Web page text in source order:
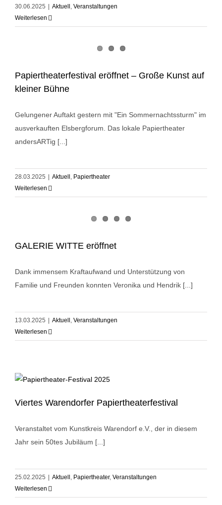
30.06.2025 Aktuell , Veranstaltungen
Weiterlesen
Papiertheaterfestival eröffnet – Große Kunst auf
kleiner Bühne
Gelungener Auftakt gestern mit "Ein Sommernachtssturm" im
ausverkauften Elsbergforum. Das lokale Papiertheater
andersARTig [...]
28.03.2025 Aktuell , Papiertheater
Weiterlesen
GALERIE WITTE eröffnet
Dank immensem Kraftaufwand und Unterstützung von
Familie und Freunden konnten Veronika und Hendrik [...]
13.03.2025 Aktuell , Veranstaltungen
Weiterlesen
Viertes Warendorfer Papiertheaterfestival
Veranstaltet vom Kunstkreis Warendorf e.V., der in diesem
Jahr sein 50tes Jubiläum [...]
25.02.2025 Aktuell , Papiertheater, Veranstaltungen
Weiterlesen